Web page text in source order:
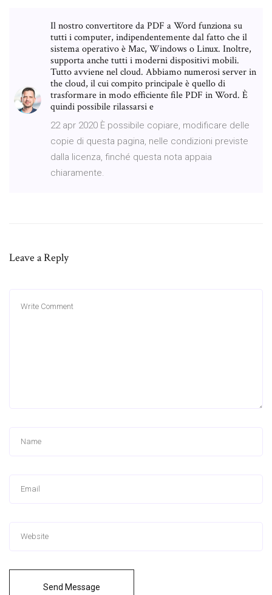
Il nostro convertitore da PDF a Word funziona su
tutti i computer, indipendentemente dal fatto che il
sistema operativo è Mac, Windows o Linux. Inoltre,
supporta anche tutti i moderni dispositivi mobili.
Tutto avviene nel cloud. Abbiamo numerosi server in
the cloud, il cui compito principale è quello di
trasformare in modo efficiente file PDF in Word. È
quindi possibile rilassarsi e
22 apr 2020 È possibile copiare, modificare delle
copie di questa pagina, nelle condizioni previste
dalla licenza, finché questa nota appaia
chiaramente.
Leave a Reply
Send Message